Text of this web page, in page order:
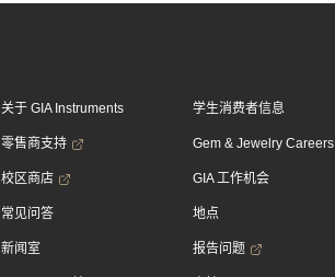
关于 GIA Instruments
零售商支持
校区商店
常见问答
新闻室
学生消费者信息
Gem & Jewelry Careers
GIA 工作机会
地点
报告问题